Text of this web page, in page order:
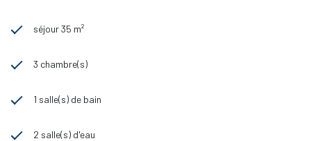
séjour 35 m²
3 chambre(s)
1 salle(s) de bain
2 salle(s) d'eau